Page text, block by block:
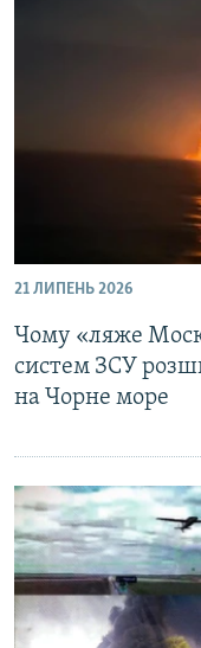
21 ЛИПЕНЬ 2026
Чому «ляже
систем ЗСУ
на Чорне море